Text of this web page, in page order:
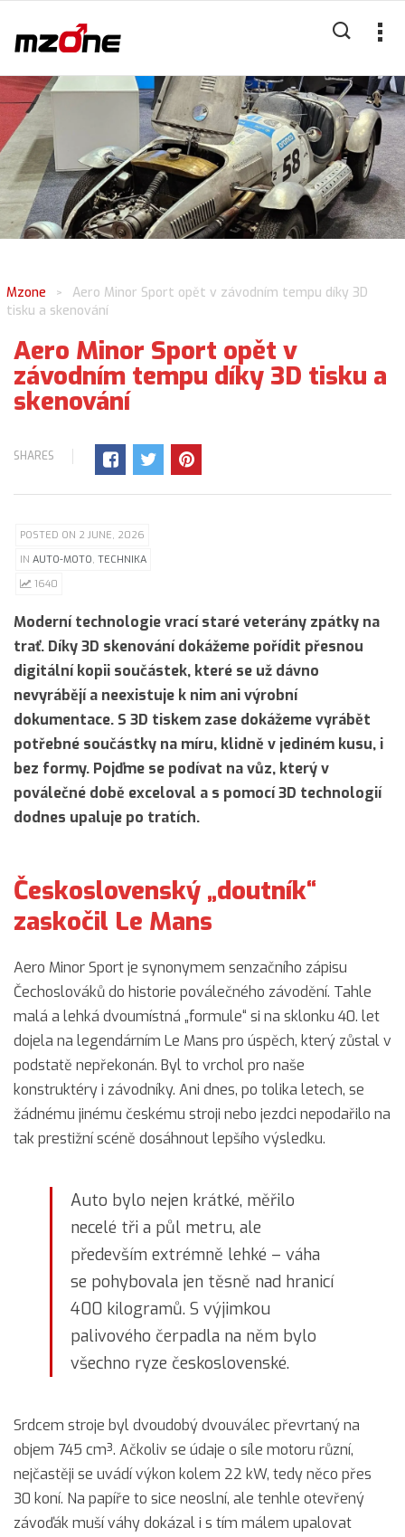
Mzone >
Aero Minor Sport opět v závodním tempu díky 3D
tisku a skenování
Aero Minor Sport opět v
závodním tempu díky 3D tisku a
skenování
SHARES
POSTED ON 2 JUNE, 2026
IN AUTO-MOTO, TECHNIKA
1640
Moderní technologie vrací staré veterány zpátky na
trať. Díky 3D skenování dokážeme pořídit přesnou
digitální kopii součástek, které se už dávno
nevyrábějí a neexistuje k nim ani výrobní
dokumentace. S 3D tiskem zase dokážeme vyrábět
potřebné součástky na míru, klidně v jediném kusu, i
bez formy. Pojďme se podívat na vůz, který v
poválečné době exceloval a s pomocí 3D technologií
dodnes upaluje po tratích.
Československý „doutník“
zaskočil Le Mans
Aero Minor Sport je synonymem senzačního zápisu
Čechoslováků do historie poválečného závodění. Tahle
malá a lehká dvoumístná „formule“ si na sklonku 40. let
dojela na legendárním Le Mans pro úspěch, který zůstal v
podstatě nepřekonán. Byl to vrchol pro naše
konstruktéry i závodníky. Ani dnes, po tolika letech, se
žádnému jinému českému stroji nebo jezdci nepodařilo na
tak prestižní scéně dosáhnout lepšího výsledku.
Auto bylo nejen krátké, měřilo
necelé tři a půl metru, ale
především extrémně lehké – váha
se pohybovala jen těsně nad hranicí
400 kilogramů. S výjimkou
palivového čerpadla na něm bylo
všechno ryze československé.
Srdcem stroje byl dvoudobý dvouválec převrtaný na
objem 745 cm³. Ačkoliv se údaje o síle motoru různí,
nejčastěji se uvádí výkon kolem 22 kW, tedy něco přes
30 koní. Na papíře to sice neoslní, ale tenhle otevřený
závoďák muší váhy dokázal i s tím málem upalovat